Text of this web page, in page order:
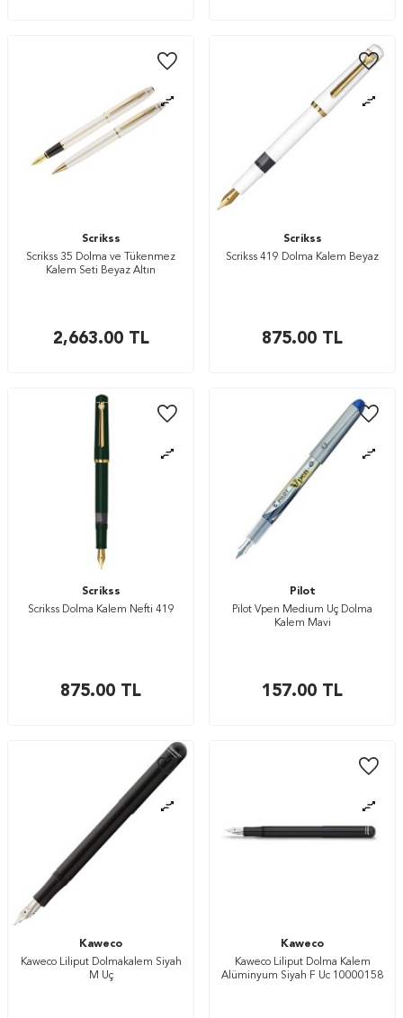
Scrikss
Scrikss 35 Dolma ve Tükenmez
Kalem Seti Beyaz Altın
2,663.00TL
Scrikss
Scrikss 419 Dolma Kalem Beyaz
875.00 TL
Scrikss
Scrikss Dolma Kalem Nefti 419
875.00 TL
Pilot
Pilot Vpen Medium Uç Dolma
Kalem Mavi
157.00 TL
Kaweco
Kaweco Liliput Dolmakalem Siyah
M Uç
Kaweco
Kaweco Liliput Dolma Kalem
Alüminyum Siyah F Uc 10000158